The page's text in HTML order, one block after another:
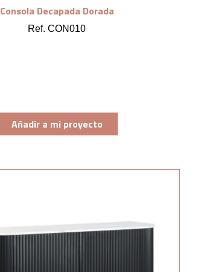
Consola Decapada Dorada
Ref. CON010
Añadir a mi proyecto